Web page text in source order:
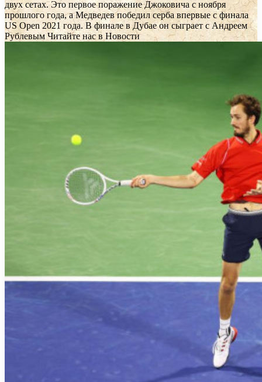
двух сетах. Это первое поражение Джоковича с ноября
прошлого года, а Медведев победил серба впервые с финала
US Open 2021 года. В финале в Дубае он сыграет с Андреем
Рублевым Читайте нас в Новости